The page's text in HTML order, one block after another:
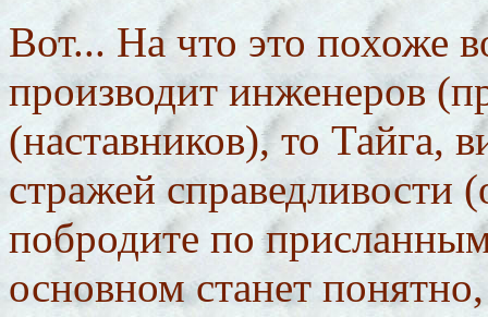
Вот... На что это похоже
производит инженеров
(наставников), то Тайга,
стражей справедливости
побродите по
основном станет